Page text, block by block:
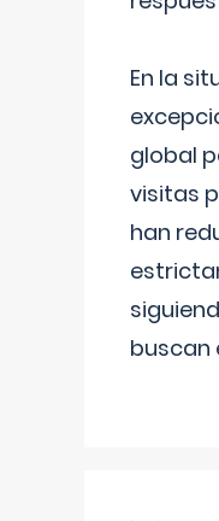
En la
global
visitas
han
buscan